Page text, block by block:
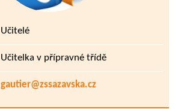
Učitelé
Učitelka v přípravné třídě
gautier@zssazavska.cz